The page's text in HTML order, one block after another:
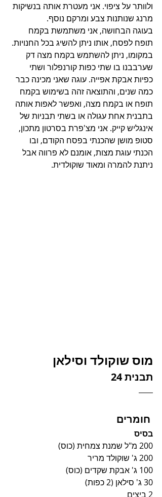
ולוותר על ציפוי. אני מעטרת אותה בנשיקות
מרנג שנותנות צבע ומרקם נוסף.
בעוגה הבחושה, אני משתמשת בקמח
תופח לפסח, אותו ניתן להשיג בכל החנויות.
במקומו, ניתן להשתמש בקמח מצה דק
שערבבנו בו שתי כפות קורנפלור ושתי
כפיות אבקת אפייה. עוגה שאני מכינה כבר
כמה שנים, והתוצאה זהה בשימוש בקמח
תופח או בקמח מצה, ואפשר לאפות אותה
בתבנית אחת עגולה או בשתי תבניות של
אינגליש קייק. אני מצ'פרת בסרטון מתכון,
סטופ מושן שהכנתי בפסח הקודם, ובו
הכנתי עוגת מצות, אומנם לא פרווה אבל
ניתנת להמרה ומאוד שוקולדית.
מוס שוקולד וסילאן
תבנית 24
בסיס
200 מ"ל שמנת צמחית (כוס)
200 ג' שוקולד מריר
100 ג' אבקת שקדים (כוס)
30 ג' סילאן (2 כפות)
2 ביצים